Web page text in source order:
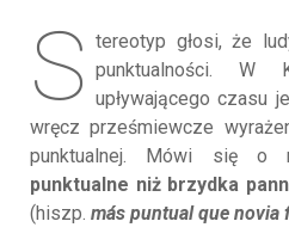
S tereotyp głosi, że
punktualności. W
upływającego czasu
wręcz prześmiewcze
punktualnej. Mówi się
punktualne niż brzydka
(hiszp. más puntual que novia